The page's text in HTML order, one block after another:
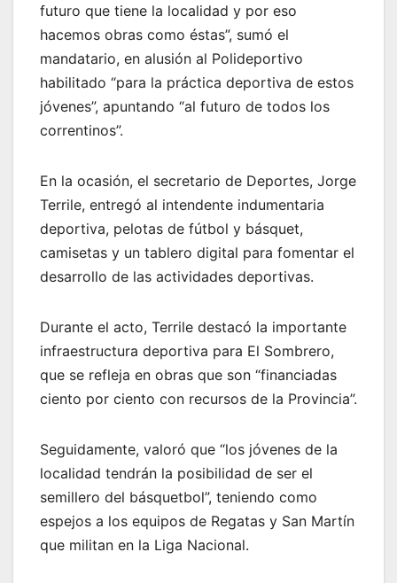
futuro que tiene la localidad y por eso
hacemos obras como éstas”, sumó el
mandatario, en alusión al Polideportivo
habilitado “para la práctica deportiva de estos
jóvenes”, apuntando “al futuro de todos los
correntinos”.
En la ocasión, el secretario de Deportes, Jorge
Terrile, entregó al intendente indumentaria
deportiva, pelotas de fútbol y básquet,
camisetas y un tablero digital para fomentar el
desarrollo de las actividades deportivas.
Durante el acto, Terrile destacó la importante
infraestructura deportiva para El Sombrero,
que se refleja en obras que son “financiadas
ciento por ciento con recursos de la Provincia”.
Seguidamente, valoró que “los jóvenes de la
localidad tendrán la posibilidad de ser el
semillero del básquetbol”, teniendo como
espejos a los equipos de Regatas y San Martín
que militan en la Liga Nacional.